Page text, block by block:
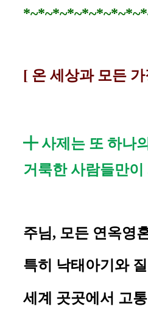
[ 온 세상과 모든 가
╋사제는 또 하나
거룩한 사람들만이
주님, 모든 연옥영
특히 낙태아기와
세계 곳곳에서 고